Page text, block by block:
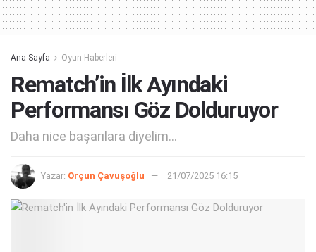
Ana Sayfa Oyun Haberleri
Rematch’in İlk Ayındaki
Performansı Göz Dolduruyor
Daha nice başarılara diyelim...
Yazar: Orçun Çavuşoğlu 21/07/2025 16:15